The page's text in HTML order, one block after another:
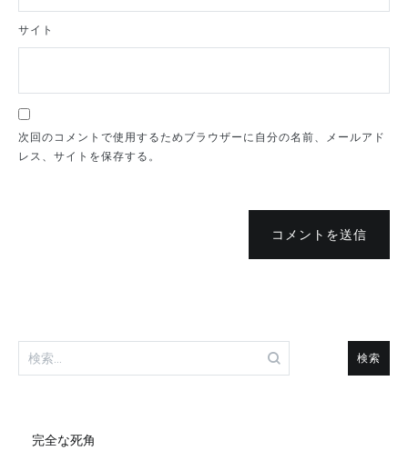
サイト
次回のコメントで使用するためブラウザーに自分の名前、メールアド
レス、サイトを保存する。
コメントを送信
検
索:
完全な死角